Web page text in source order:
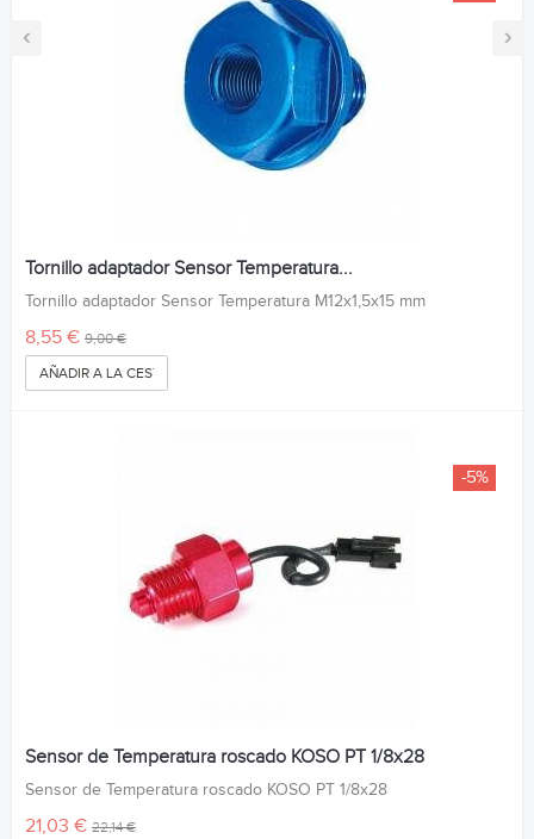
‹ ›
Tornillo adaptador Sensor Temperatura...
Tornillo adaptador Sensor Temperatura M12x1,5x15 mm
8,55 € 9,00 €
AÑADIR A LA CESTA
-5%
Sensor de Temperatura roscado KOSO PT 1/8x28
Sensor de Temperatura roscado KOSO PT 1/8x28
21,03 € 22,14 €